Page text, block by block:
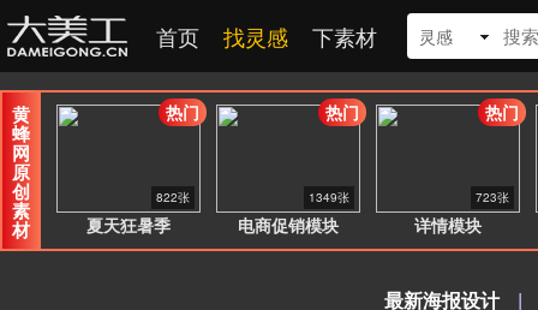
首页 找灵感 下素材 灵感
黄
蜂
网
原
创
素
材 夏天狂暑季
822张
热门
电商促销模块
1349张
热门
详情模块
723张
热门
最新海报设计
|